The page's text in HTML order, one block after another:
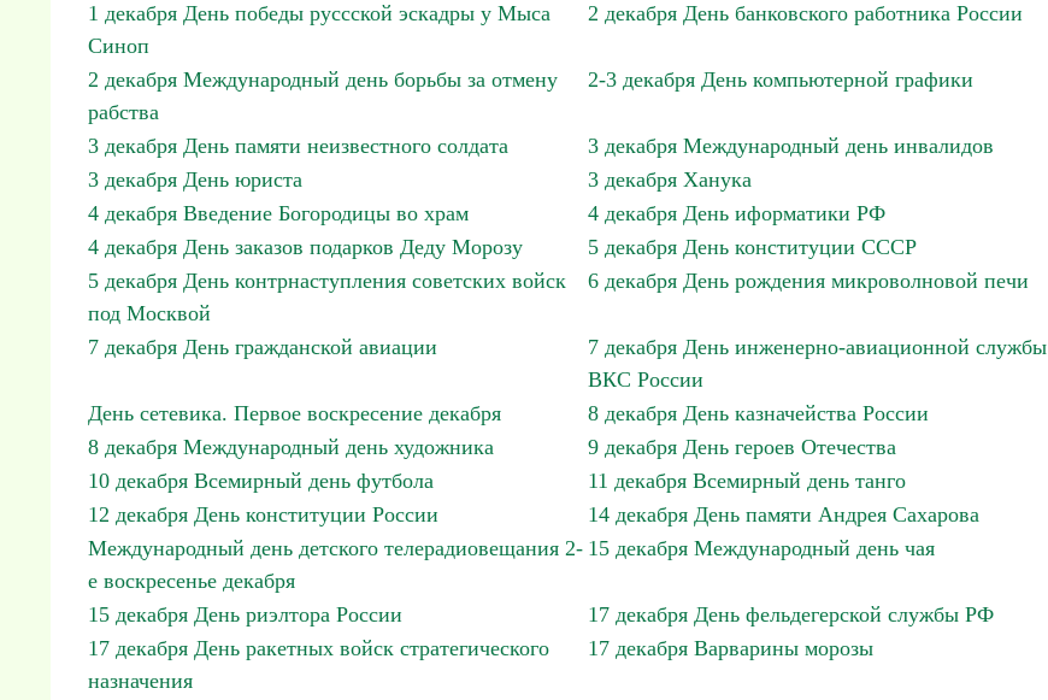
1 декабря День победы руссской эскадры у Мыса
Синоп
2 декабря День банковского работника России
2 декабря Международный день борьбы за отмену
рабства
2-3 декабря День компьютерной графики
3 декабря День памяти неизвестного солдата
3 декабря Международный день инвалидов
3 декабря День юриста
3 декабря Ханука
4 декабря Введение Богородицы во храм
4 декабря День иформатики РФ
4 декабря День заказов подарков Деду Морозу
5 декабря День конституции СССР
5 декабря День контрнаступления советских войск
под Москвой
6 декабря День рождения микроволновой печи
7 декабря День гражданской авиации
7 декабря День инженерно-авиационной службы
ВКС России
День сетевика. Первое воскресение декабря
8 декабря День казначейства России
8 декабря Международный день художника
9 декабря День героев Отечества
10 декабря Всемирный день футбола
11 декабря Всемирный день танго
12 декабря День конституции России
14 декабря День памяти Андрея Сахарова
Международный день детского телерадиовещания 2-
е воскресенье декабря
15 декабря Международный день чая
15 декабря День риэлтора России
17 декабря День фельдегерской службы РФ
17 декабря День ракетных войск стратегического
назначения
17 декабря Варварины морозы